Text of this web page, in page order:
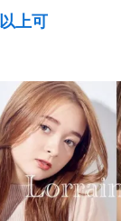
上可